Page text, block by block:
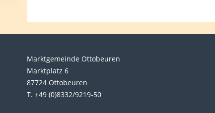
Marktgemeinde Ottobeuren
Marktplatz 6
87724 Ottobeuren
T. +49 (0)8332/9219-50